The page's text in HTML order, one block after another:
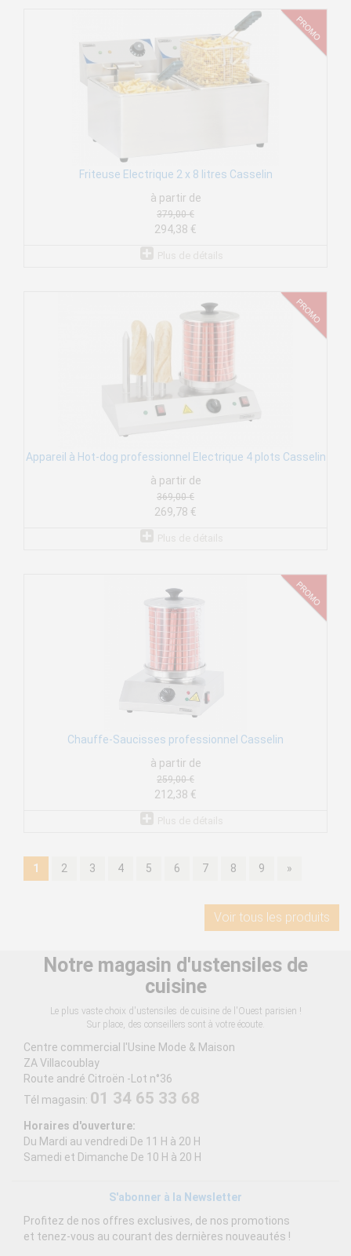
Friteuse Electrique 2 x 8 litres Casselin
à partir de
379,00 €
294,38 €
Appareil à Hot-dog professionnel Electrique 4 plots Casselin
à partir de
369,00 €
269,78 €
Chauffe-Saucisses professionnel Casselin
à partir de
259,00 €
212,38 €
1 2 3 4 5 6 7 8 9 »
Voir tous les produits
Notre magasin d'ustensiles de
cuisine
Le plus vaste choix d'ustensiles de cuisine de l'Ouest parisien !
Sur place, des conseillers sont à votre écoute.
Centre commercial l'Usine Mode & Maison
ZA Villacoublay
Route andré Citroën -Lot n°36
Tél magasin: 01 34 65 33 68
Horaires d'ouverture:
Du Mardi au vendredi De 11 H à 20 H
Samedi et Dimanche De 10 H à 20 H
S'abonner à la Newsletter
Profitez de nos offres exclusives, de nos promotions
et tenez-vous au courant des dernières nouveautés !